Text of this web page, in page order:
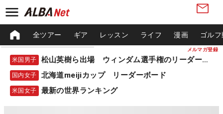
メルマガ登録
全ツアー ギア レッスン ライフ 漫画 ゴル
米国男子 松山英樹ら出場 ウィンダム選手権のリーダーボード
国内女子 北海道meijiカップ リーダーボード
米国女子 最新の世界ランキング